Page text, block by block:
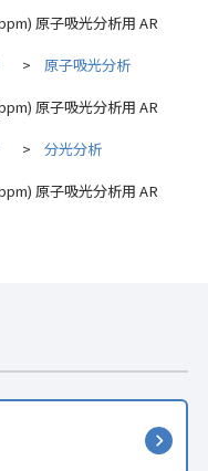
原子吸光分析用 AR
> 原子吸光分析
原子吸光分析用 AR
> 分光分析
原子吸光分析用 AR